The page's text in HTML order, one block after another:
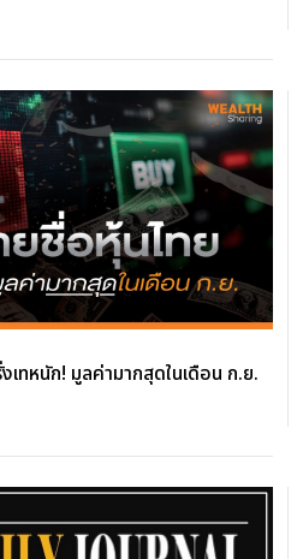
เทหนัก! มูลค่ามากสุดในเดือน ก.ย.